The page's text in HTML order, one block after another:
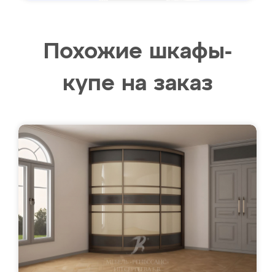
Похожие шкафы-
купе на заказ